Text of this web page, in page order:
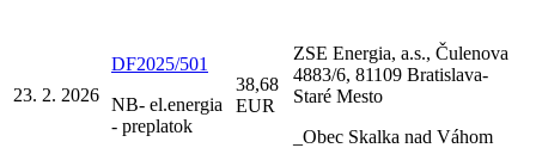
23. 2. 2026
DF2025/501
NB- el.energia
- preplatok
38,68
EUR
ZSE Energia, a.s., Čulenova
4883/6, 81109 Bratislava-
Staré Mesto
_Obec Skalka nad Váhom